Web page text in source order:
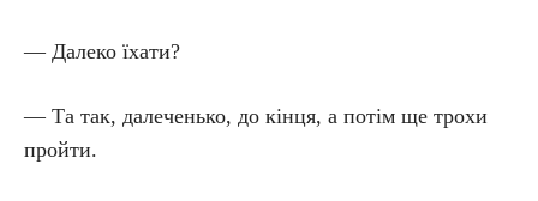
— Далеко їхати?
— Та так, далеченько, до кінця, а потім ще трохи
пройти.